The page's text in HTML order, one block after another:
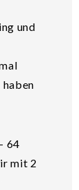
und
64
mit 2